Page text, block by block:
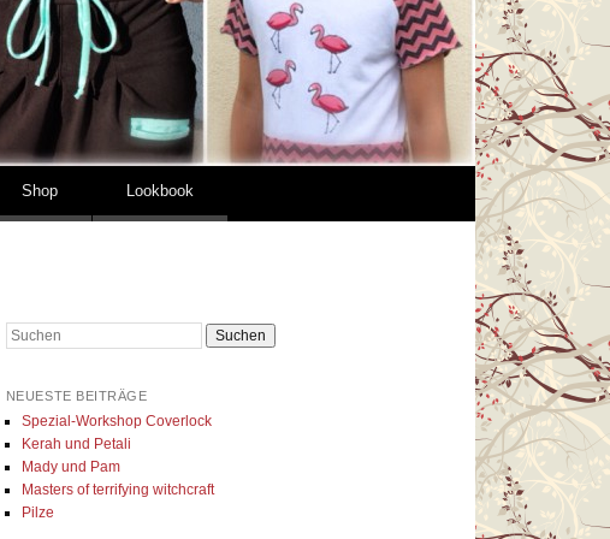
Shop Lookbook
Suchen
NEUESTE BEITRÄGE
Spezial-Workshop Coverlock
Kerah und Petali
Mady und Pam
Masters of terrifying witchcraft
Pilze